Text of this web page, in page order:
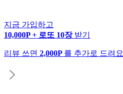
지금 가입하고
10,000P + 로또 10장 받기
리뷰 쓰면 2,000P 를 추가로 드려요